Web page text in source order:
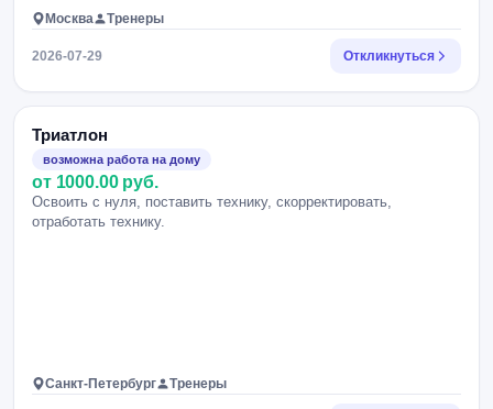
Москва Тренеры
2026-07-29 Откликнуться
Триатлон
возможна работа на дому
от 1000.00 руб.
Освоить с нуля, поставить технику, скорректировать,
отработать технику.
Санкт-Петербург Тренеры